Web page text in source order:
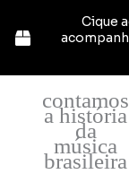
para
Cique
contamos
a história
da
música
brasileira